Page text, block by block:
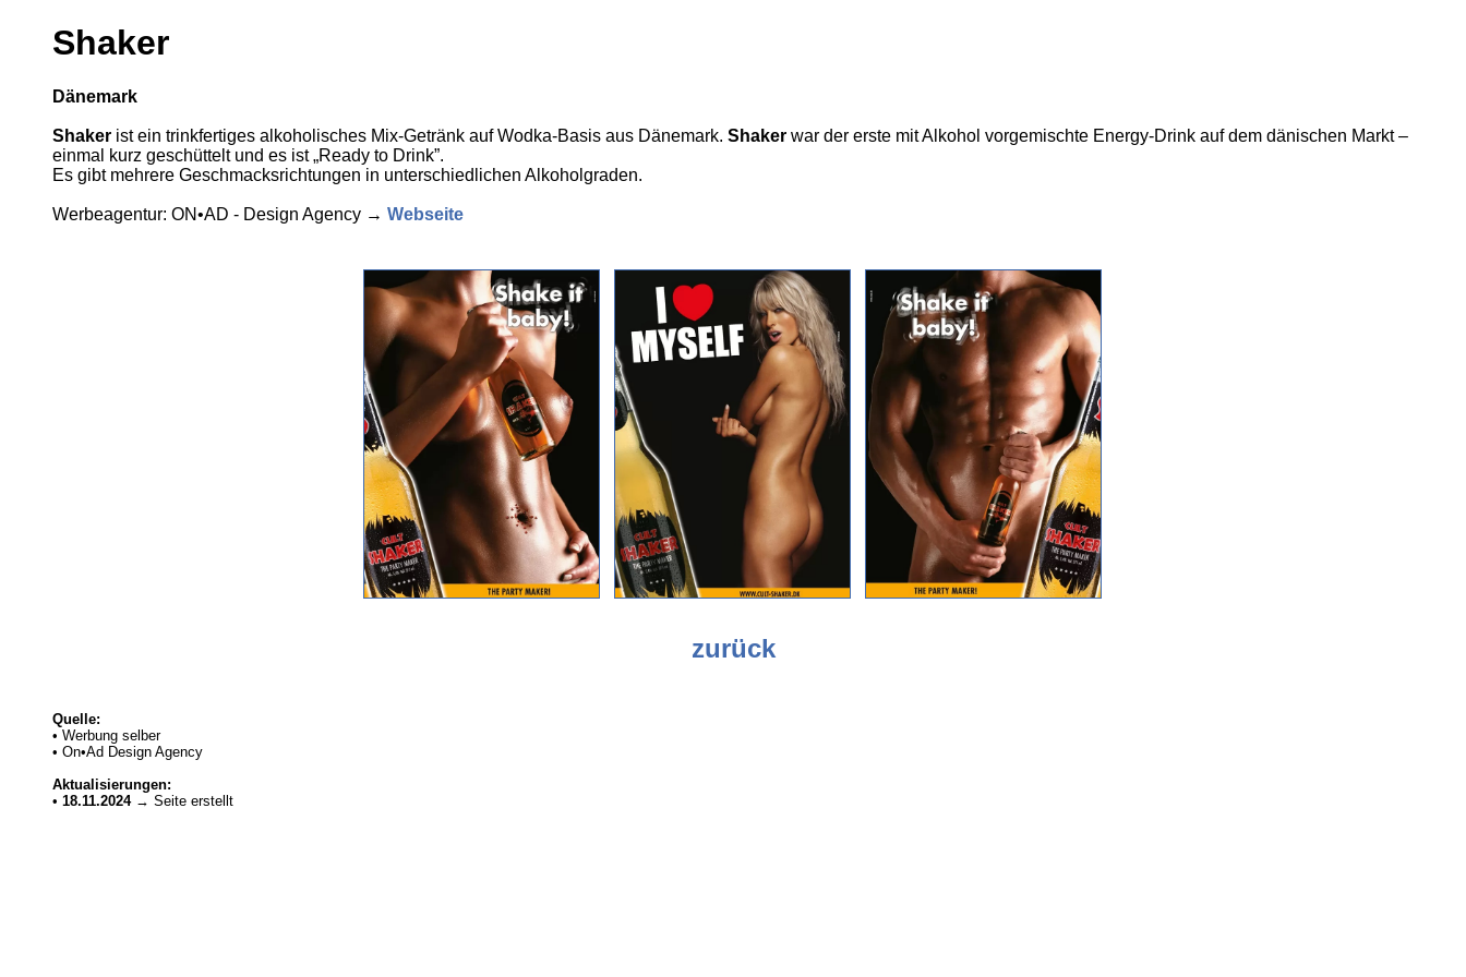
Shaker
Dänemark
Shaker ist ein trinkfertiges alkoholisches Mix-Getränk auf Wodka-Basis aus Dänemark. Shaker war der erste mit Alkohol vorgemischte Energy-Drink auf dem dänischen Markt –
einmal kurz geschüttelt und es ist „Ready to Drink”.
Es gibt mehrere Geschmacksrichtungen in unterschiedlichen Alkoholgraden.
Werbeagentur: ON•AD - Design Agency → Webseite
zurück
Quelle:
• Werbung selber
• On•Ad Design Agency
Aktualisierungen:
• 18.11.2024→ Seite erstellt